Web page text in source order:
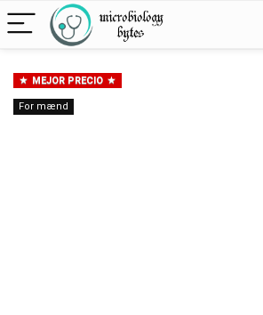
MEJOR PRECIO
For mænd